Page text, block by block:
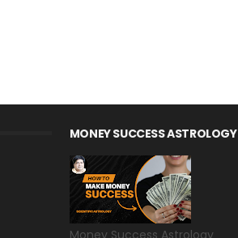
MONEY SUCCESS ASTROLOGY
Money Success Astrology